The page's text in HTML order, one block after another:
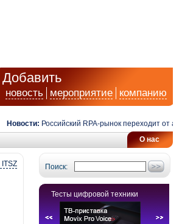
Добавить
новость мероприятие компанию
Российский RPA-рынок переходит от
О нас
Поиск:
Тесты цифровой техники
ITSZ